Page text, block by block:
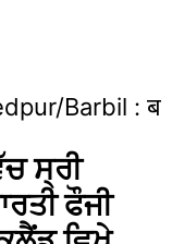
: बड़बिल में बैंक
ਸ੍ਰੀ
ਫੌਜੀ